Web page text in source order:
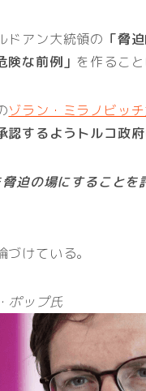
ドアン大統領の 「脅
険な前例」 を作るこ
ゾラン・ミラノビッ
認するようトルコ政
脅迫の場にすること
けている。
ポップ氏